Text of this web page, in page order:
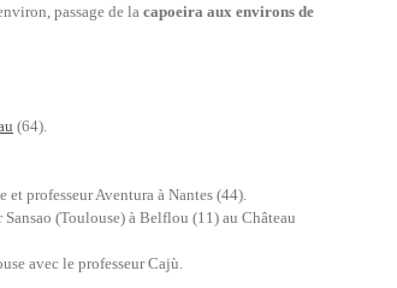
passage de la capoeira aux environs de
(64).
et professeur Aventura à Nantes (44).
(Toulouse) à Belflou (11) au Château
avec le professeur Cajù.